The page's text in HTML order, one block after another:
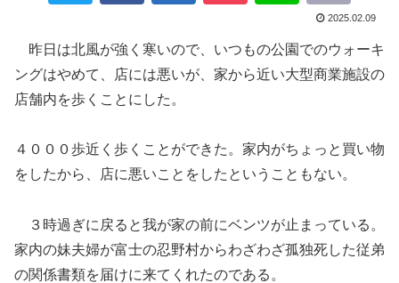
2025.02.09
昨日は北風が強く寒いので、いつもの公園でのウォーキ
ングはやめて、店には悪いが、家から近い大型商業施設の
店舗内を歩くことにした。
４０００歩近く歩くことができた。家内がちょっと買い物
をしたから、店に悪いことをしたということもない。
３時過ぎに戻ると我が家の前にベンツが止まっている。
家内の妹夫婦が富士の忍野村からわざわざ孤独死した従弟
の関係書類を届けに来てくれたのである。